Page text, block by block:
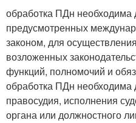
обработка ПДн необходима
предусмотренных
законом, для
возложенных
функций, полномочий и
обработка ПДн необходима
правосудия, исполнения
органа или должностного